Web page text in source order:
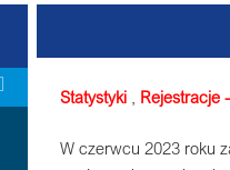
Statystyki Rejestracje
W czerwcu 2023 roku